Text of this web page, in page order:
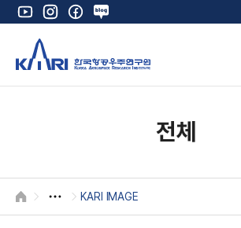
유
튜
인
스
타
그
램
페
이
북
네
이
블
로
K
전체
HOME KARI IMAGE